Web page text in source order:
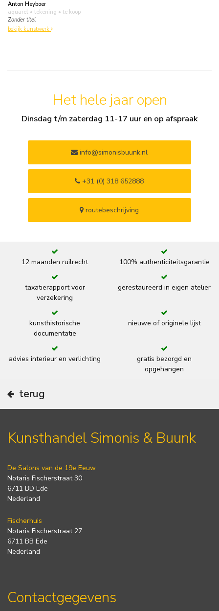
Anton Heyboer
aquarel • tekening • te koop
Zonder titel
bekijk kunstwerk
Het hele jaar open
Dinsdag t/m zaterdag 11-17 uur en op afspraak
info@simonisbuunk.nl
+31 (0) 318 652888
routebeschrijving
12 maanden ruilrecht 100% authenticiteitsgarantie
taxatierapport voor
verzekering
gerestaureerd in eigen atelier
kunsthistorische
documentatie
nieuwe of originele lijst
advies interieur en verlichting
gratis bezorgd en
opgehangen
terug
Kunsthandel Simonis & Buunk
De Salons van de 19e Eeuw
Notaris Fischerstraat 30
6711 BD Ede
Nederland
Fischerhuis
Notaris Fischerstraat 27
6711 BB Ede
Nederland
Contactgegevens